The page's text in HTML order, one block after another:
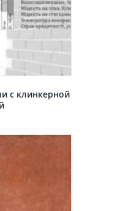
с клинкерной